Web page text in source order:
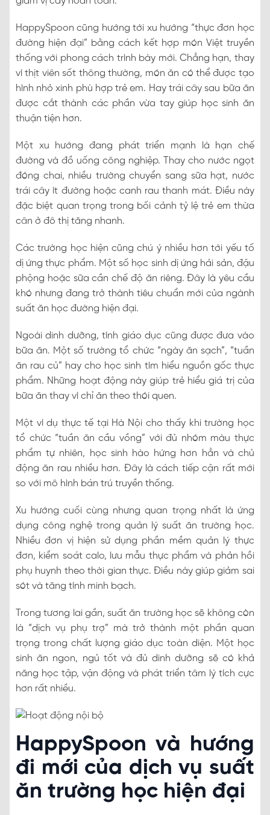
HappySpoon cũng hướng tới xu hướng “thực đơn học
đường hiện đại” bằng cách kết hợp món Việt truyền
thống với phong cách trình bày mới. Chẳng hạn, thay
vì thịt viên sốt thông thường, món ăn có thể được tạo
hình nhỏ xinh phù hợp trẻ em. Hay trái cây sau bữa ăn
được cắt thành các phần vừa tay giúp học sinh ăn
thuận tiện hơn.
Một xu hướng đang phát triển mạnh là hạn chế
đường và đồ uống công nghiệp. Thay cho nước ngọt
đóng chai, nhiều trường chuyển sang sữa hạt, nước
trái cây ít đường hoặc canh rau thanh mát. Điều này
đặc biệt quan trọng trong bối cảnh tỷ lệ trẻ em thừa
cân ở đô thị tăng nhanh.
Các trường học hiện cũng chú ý nhiều hơn tới yếu tố
dị ứng thực phẩm. Một số học sinh dị ứng hải sản, đậu
phộng hoặc sữa cần chế độ ăn riêng. Đây là yêu cầu
khó nhưng đang trở thành tiêu chuẩn mới của ngành
suất ăn học đường hiện đại.
Ngoài dinh dưỡng, tính giáo dục cũng được đưa vào
bữa ăn. Một số trường tổ chức “ngày ăn sạch”, “tuần
ăn rau củ” hay cho học sinh tìm hiểu nguồn gốc thực
phẩm. Những hoạt động này giúp trẻ hiểu giá trị của
bữa ăn thay vì chỉ ăn theo thói quen.
Một ví dụ thực tế tại Hà Nội cho thấy khi trường học
tổ chức “tuần ăn cầu vồng” với đủ nhóm màu thực
phẩm tự nhiên, học sinh hào hứng hơn hẳn và chủ
động ăn rau nhiều hơn. Đây là cách tiếp cận rất mới
so với mô hình bán trú truyền thống.
Xu hướng cuối cùng nhưng quan trọng nhất là ứng
dụng công nghệ trong quản lý suất ăn trường học.
Nhiều đơn vị hiện sử dụng phần mềm quản lý thực
đơn, kiểm soát calo, lưu mẫu thực phẩm và phản hồi
phụ huynh theo thời gian thực. Điều này giúp giảm sai
sót và tăng tính minh bạch.
Trong tương lai gần, suất ăn trường học sẽ không còn
là “dịch vụ phụ trợ” mà trở thành một phần quan
trọng trong chất lượng giáo dục toàn diện. Một học
sinh ăn ngon, ngủ tốt và đủ dinh dưỡng sẽ có khả
năng học tập, vận động và phát triển tâm lý tích cực
hơn rất nhiều.
HappySpoon và hướng
đi mới của dịch vụ suất
ăn trường học hiện đại